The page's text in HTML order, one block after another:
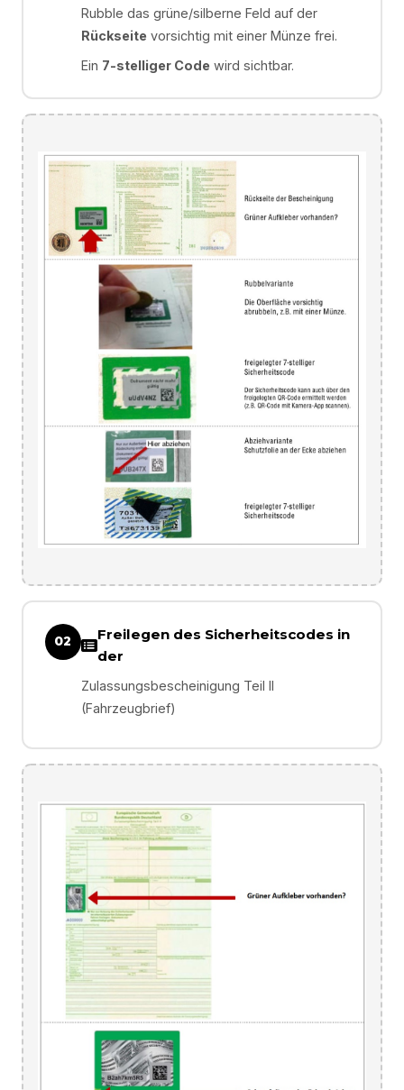
Rubble das grüne/silberne Feld auf der
Rückseite vorsichtig mit einer Münze frei.
Ein 7-stelliger Code wird sichtbar.
02
Freilegen des Sicherheitscodes in
der
Zulassungsbescheinigung Teil II
(Fahrzeugbrief)